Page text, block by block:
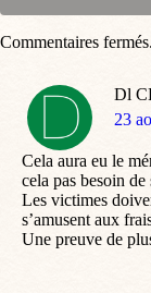
Dl
dit
23
Cela aura eu le
cela pas besoin
Les victimes
s’amusent aux
Une preuve de
Commentaires fermés.